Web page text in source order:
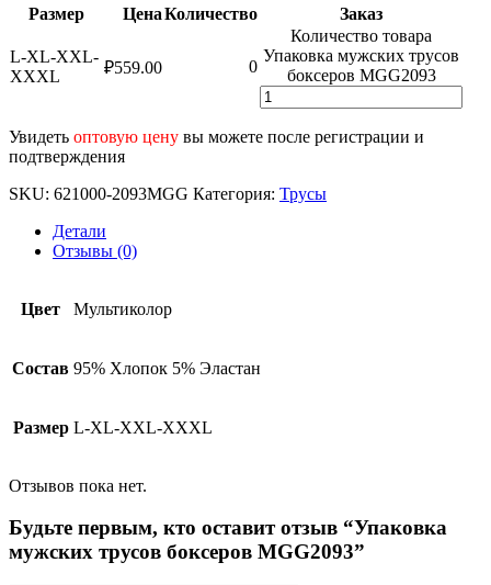
Размер ЦенаКоличество Заказ
L-XL-XXL-
XXXL
₽559.00 0
Количество товара
Упаковка мужских трусов
боксеров MGG2093
Увидеть оптовую цену вы можете после регистрации и
подтверждения
SKU: 621000-2093MGG Категория: Трусы
Детали
Отзывы (0)
Цвет Мультиколор
Состав 95% Хлопок 5% Эластан
Размер L-XL-XXL-XXXL
Отзывов пока нет.
Будьте первым, кто оставит отзыв “Упаковка
мужских трусов боксеров MGG2093”